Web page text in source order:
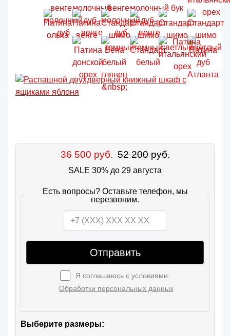
36 500 руб. 52 200 руб.
SALE 30% до 29 августа
Есть вопросы? Оставьте телефон, мы
перезвоним.
Отправить
Я соглашаюсь с условиями:
Обработки персональных данных
Выберите размеры: